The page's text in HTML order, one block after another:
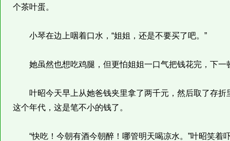
个茶叶蛋。
小琴在边上咽着口水，“姐姐，还是不要买了吧。”
她虽然也想吃鸡腿，但更怕姐姐一口气把钱花完，下一
叶昭今天早上从她爸钱夹里拿了两千元，然后取了存折
这个年代，这是笔不小的钱了。
“快吃！今朝有酒今朝醉！哪管明天喝凉水。”叶昭笑着